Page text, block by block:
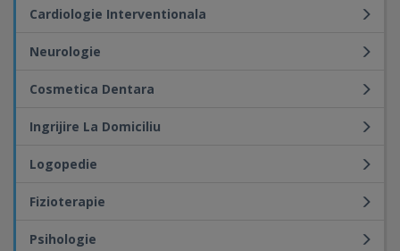
Cardiologie Interventionala
Neurologie
Cosmetica Dentara
Ingrijire La Domiciliu
Logopedie
Fizioterapie
Psihologie